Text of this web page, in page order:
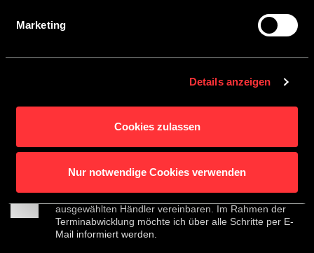
Marketing
Details anzeigen
Cookies zulassen
Nur notwendige Cookies verwenden
Deiner Nähe:
HÄNDLER FINDEN
Ja, ich möchte einen Termin bei dem von mir
ausgewählten Händler vereinbaren. Im Rahmen der
Terminabwicklung möchte ich über alle Schritte per E-
Mail informiert werden.